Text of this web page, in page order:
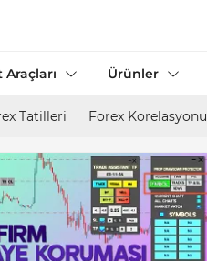
Araçları Ürünler
Tatilleri Forex Korelasyonu